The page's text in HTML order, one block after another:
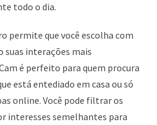
todo o dia.
permite que você escolha com
suas interações mais
é perfeito para quem procura
está entediado em casa ou só
online. Você pode filtrar os
interesses semelhantes para